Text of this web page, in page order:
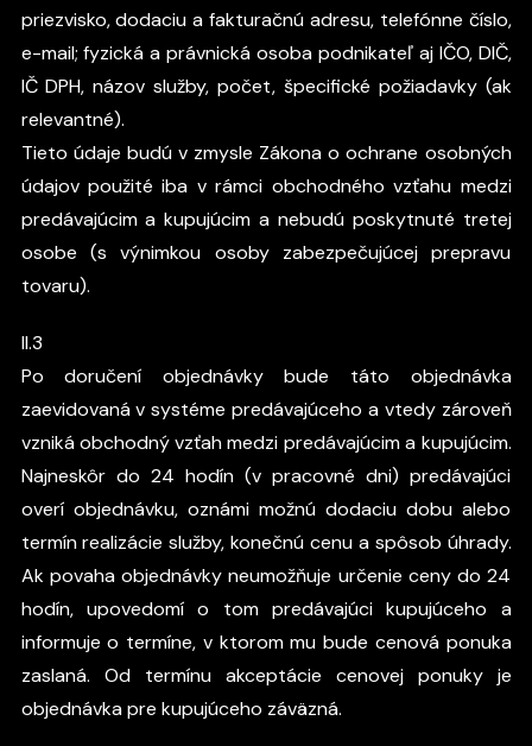
priezvisko, dodaciu a fakturačnú adresu, telefónne číslo,
e-mail; fyzická a právnická osoba podnikateľ aj IČO, DIČ,
IČ DPH, názov služby, počet, špecifické požiadavky (ak
relevantné).
Tieto údaje budú v zmysle Zákona o ochrane osobných
údajov použité iba v rámci obchodného vzťahu medzi
predávajúcim a kupujúcim a nebudú poskytnuté tretej
osobe (s výnimkou osoby zabezpečujúcej prepravu
tovaru).
II.3
Po doručení objednávky bude táto objednávka
zaevidovaná v systéme predávajúceho a vtedy zároveň
vzniká obchodný vzťah medzi predávajúcim a kupujúcim.
Najneskôr do 24 hodín (v pracovné dni) predávajúci
overí objednávku, oznámi možnú dodaciu dobu alebo
termín realizácie služby, konečnú cenu a spôsob úhrady.
Ak povaha objednávky neumožňuje určenie ceny do 24
hodín, upovedomí o tom predávajúci kupujúceho a
informuje o termíne, v ktorom mu bude cenová ponuka
zaslaná. Od termínu akceptácie cenovej ponuky je
objednávka pre kupujúceho záväzná.